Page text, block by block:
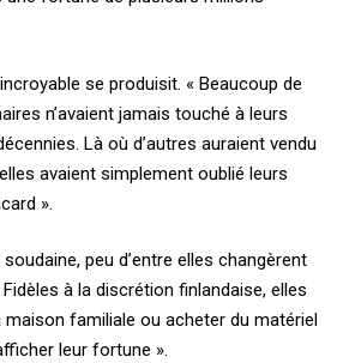
se produisit. « Beaucoup de
n’avaient jamais touché à leurs
Là où d’autres auraient vendu
avaient simplement oublié leurs
».
peu d’entre elles changèrent
à la discrétion finlandaise, elles
familiale ou acheter du matériel
leur fortune ».